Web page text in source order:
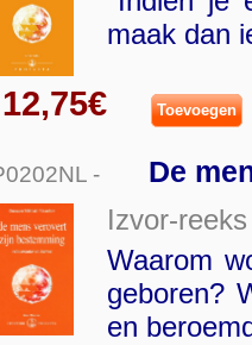
maak dan
12,75€ Toevoegen
- De
Izvor-reeks
Waarom
geboren?
en